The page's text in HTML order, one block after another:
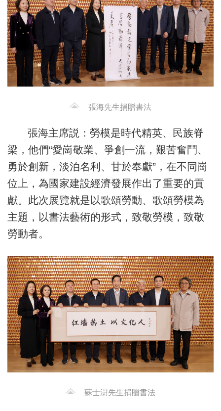
張海先生捐贈書法
張海主席説：勞模是時代精英、民族脊
梁，他們“愛崗敬業、爭創一流，艱苦奮鬥、
勇於創新，淡泊名利、甘於奉獻”，在不同崗
位上，為國家建設經濟發展作出了重要的貢
獻。此次展覽就是以歌頌勞動、歌頌勞模為
主題，以書法藝術的形式，致敬勞模，致敬
勞動者。
蘇士澍先生捐贈書法